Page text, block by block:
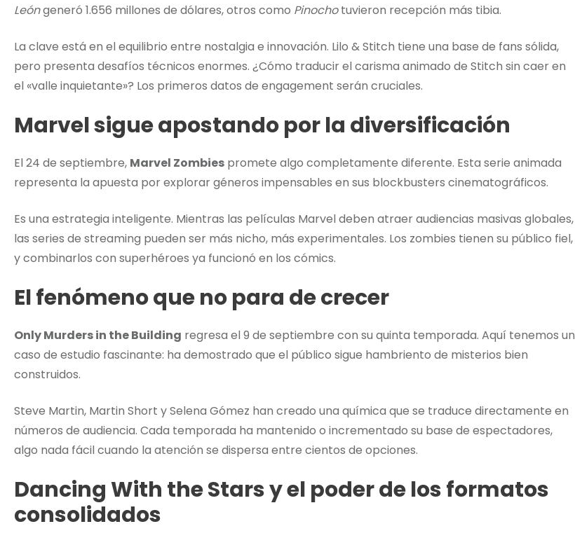
Leóngeneró 1.656 millones de dólares, otros como Pinochotuvieron recepción más tibia.
La clave está en el equilibrio entre nostalgia e innovación. Lilo & Stitch tiene una base de fans sólida,
pero presenta desafíos técnicos enormes. ¿Cómo traducir el carisma animado de Stitch sin caer en
el «valle inquietante»? Los primeros datos de engagement serán cruciales.
Marvel sigue apostando por la diversificación
El 24 de septiembre, Marvel Zombies promete algo completamente diferente. Esta serie animada
representa la apuesta por explorar géneros impensables en sus blockbusters cinematográficos.
Es una estrategia inteligente. Mientras las películas Marvel deben atraer audiencias masivas globales,
las series de streaming pueden ser más nicho, más experimentales. Los zombies tienen su público fiel,
y combinarlos con superhéroes ya funcionó en los cómics.
El fenómeno que no para de crecer
Only Murders in the Building regresa el 9 de septiembre con su quinta temporada. Aquí tenemos un
caso de estudio fascinante: ha demostrado que el público sigue hambriento de misterios bien
construidos.
Steve Martin, Martin Short y Selena Gómez han creado una química que se traduce directamente en
números de audiencia. Cada temporada ha mantenido o incrementado su base de espectadores,
algo nada fácil cuando la atención se dispersa entre cientos de opciones.
Dancing With the Stars y el poder de los formatos
consolidados